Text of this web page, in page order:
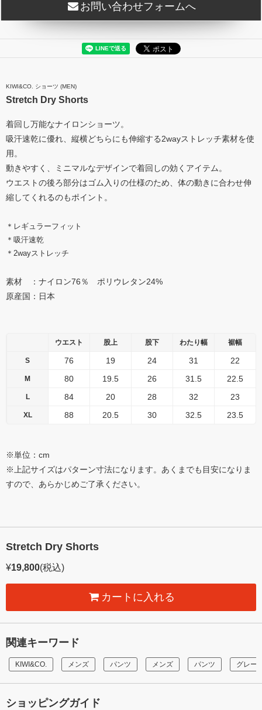
お問い合わせフォームへ
KIWI&CO. ショーツ (MEN)
Stretch Dry Shorts
着回し万能なナイロンショーツ。
吸汗速乾に優れ、縦横どちらにも伸縮する2wayストレッチ素材を使
用。
動きやすく、ミニマルなデザインで着回しの効くアイテム。
ウエストの後ろ部分はゴム入りの仕様のため、体の動きに合わせ伸
縮してくれるのもポイント。
＊レギュラーフィット
＊吸汗速乾
＊2wayストレッチ
素材 ：ナイロン76％ ポリウレタン24%
原産国：日本
ウエスト 股上 股下 わたり幅 裾幅
S 76 19 24 31 22
M 80 19.5 26 31.5 22.5
L 84 20 28 32 23
XL 88 20.5 30 32.5 23.5
※単位：cm
※上記サイズはパターン寸法になります。あくまでも目安になりま
すので、あらかじめご了承ください。
Stretch Dry Shorts
¥19,800(税込)
カートに入れる
関連キーワード
KIWI&CO. メンズ パンツ メンズ パンツ グレー
ショッピングガイド